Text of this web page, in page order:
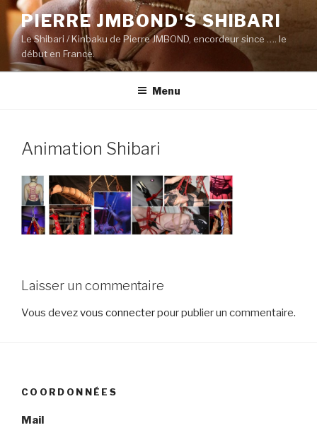
Aller
contenu
principal
PIERRE JMBOND'S SHIBARI
Le Shibari / Kinbaku de Pierre JMBOND, encordeur since …. le
début en France.
Menu
Animation Shibari
Laisser un commentaire
Vous devezvous connecterpour publier un commentaire.
COORDONNÉES
Mail